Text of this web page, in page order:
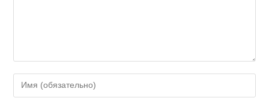
Введите
свое